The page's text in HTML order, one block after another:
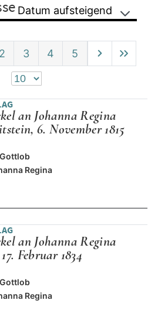
Datum aufsteigend
2 3 4 5
an Johanna Regina
6. November 1815
Regina
an Johanna Regina
Februar 1834
Regina